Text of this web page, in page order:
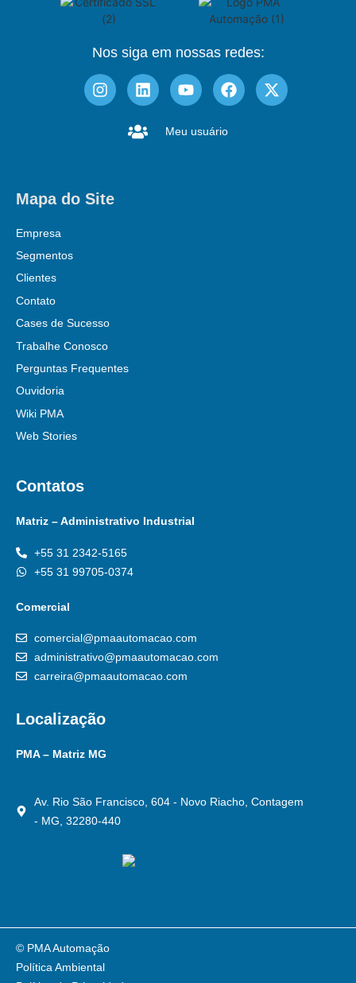
Nos siga em nossas redes:
Meu usuário
Mapa do Site
Empresa
Segmentos
Clientes
Contato
Cases de Sucesso
Trabalhe Conosco
Perguntas Frequentes
Ouvidoria
Wiki PMA
Web Stories
Contatos
Matriz – Administrativo Industrial
+55 31 2342-5165
+55 31 99705-0374
Comercial
comercial@pmaautomacao.com
administrativo@pmaautomacao.com
carreira@pmaautomacao.com
Localização
PMA – Matriz MG
Av. Rio São Francisco, 604 - Novo Riacho, Contagem
- MG, 32280-440
Política Ambiental
© PMA Automação